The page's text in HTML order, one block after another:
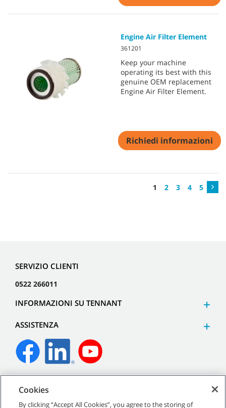
Engine Air Filter Element
361201
Keep your machine
operating its best with this
genuine OEM replacement
Engine Air Filter Element.
Richiedi informazioni
1 2 3 4 5
SERVIZIO CLIENTI
0522 266011
INFORMAZIONI SU TENNANT
ASSISTENZA
Cookies
By clicking “Accept All Cookies”, you agree to the storing of